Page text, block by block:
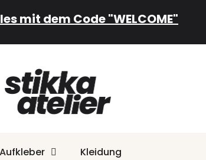
mit dem Code "WELCOME"
Aufkleber Kleidung